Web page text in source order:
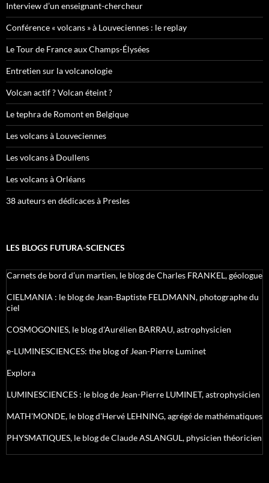
Interview d’un enseignant-chercheur
Conférence « volcans » à Louveciennes : le replay
Le Tour de France aux Champs-Élysées
Entretien sur la volcanologie
Volcan actif ? Volcan éteint ?
Le tephra de Romont en Belgique
Les volcans à Louveciennes
Les volcans à Doullens
Les volcans à Orléans
38 auteurs en dédicaces à Presles
LES BLOGS FUTURA-SCIENCES
Carnets de bord d’un martien, le blog de Charles FRANKEL, géologue
CIELMANIA : le blog de Jean-Baptiste FELDMANN, photographe du
ciel
COSMOGONIES, le blog d'Aurélien BARRAU, astrophysicien
e-LUMINESCIENCES: the blog of Jean-Pierre Luminet
Explora
LUMINESCIENCES : le blog de Jean-Pierre LUMINET, astrophysicien
MATH'MONDE, le blog d'Hervé LEHNING, agrégé de mathématiques
PHYSMATIQUES, le blog de Claude ASLANGUL, physicien théoricien